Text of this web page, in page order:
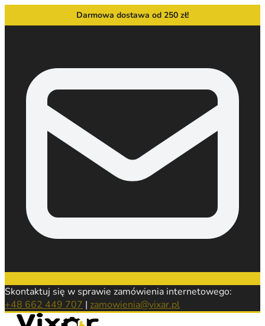
Darmowa dostawa od 250 zł!
Skontaktuj się w sprawie zamówienia internetowego:
+48 662 449 707 | zamowienia@vixar.pl